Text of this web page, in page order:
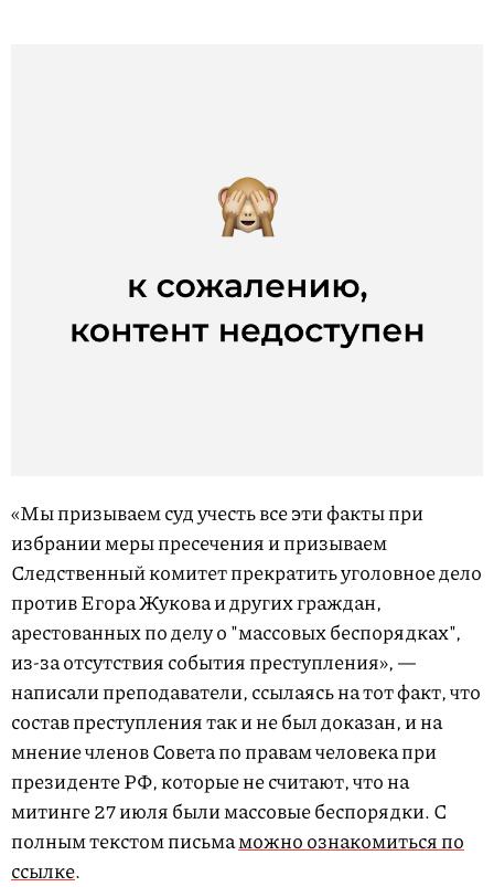
«Мы призываем суд учесть все эти факты при
избрании меры пресечения и призываем
Следственный комитет прекратить уголовное дело
против Егора Жукова и других граждан,
арестованных по делу о "массовых беспорядках",
из-за отсутствия события преступления», —
написали преподаватели, ссылаясь на тот факт, что
состав преступления так и не был доказан, и на
мнение членов Совета по правам человека при
президенте РФ, которые не считают, что на
митинге 27 июля были массовые беспорядки. С
полным текстом письмаможно ознакомиться по
ссылке.